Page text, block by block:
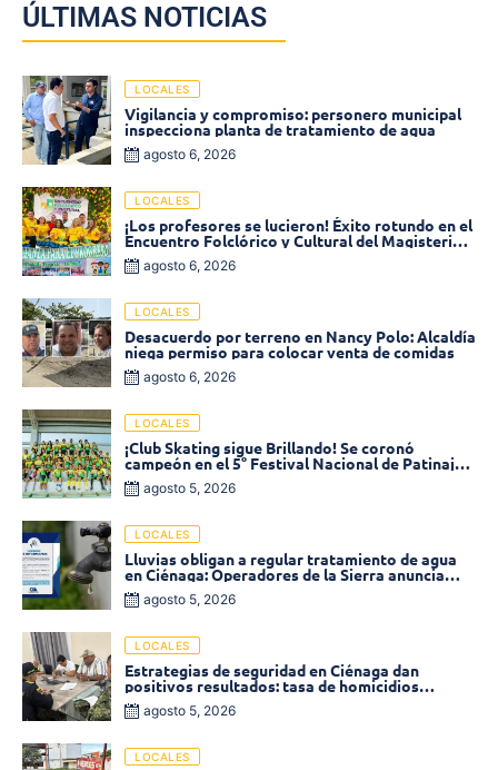
ÚLTIMAS NOTICIAS
LOCALES
Vigilancia y compromiso: personero municipal
inspecciona planta de tratamiento de agua
agosto 6, 2026
LOCALES
¡Los profesores se lucieron! Éxito rotundo en el
Encuentro Folclórico y Cultural del Magisterio
2026 en Ciénaga
agosto 6, 2026
LOCALES
Desacuerdo por terreno en Nancy Polo: Alcaldía
niega permiso para colocar venta de comidas
agosto 6, 2026
LOCALES
¡Club Skating sigue Brillando! Se coronó
campeón en el 5° Festival Nacional de Patinaje
«Soledad sobre Ruedas»
agosto 5, 2026
LOCALES
Lluvias obligan a regular tratamiento de agua
en Ciénaga: Operadores de la Sierra anuncia
baja presión en varios sectores
agosto 5, 2026
LOCALES
Estrategias de seguridad en Ciénaga dan
positivos resultados: tasa de homicidios
disminuyó un 58% en 2026
agosto 5, 2026
LOCALES